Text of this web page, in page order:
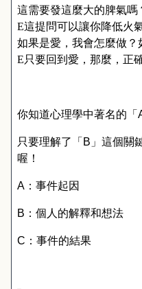
這需要發這麼大的脾氣嗎
E這提問可以讓你降低火
如果是愛，我會怎麼做？
E只要回到愛，那麼，正
你知道心理學中著名的「
只要理解了「 B 」這個關
喔！
A ：事件起因
B ：個人的解釋和想法
C ：事件的結果